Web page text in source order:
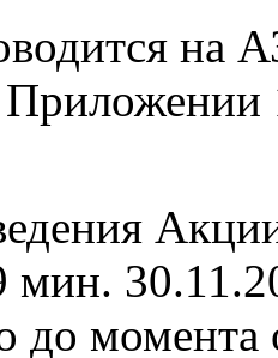
на
мин.
до момента